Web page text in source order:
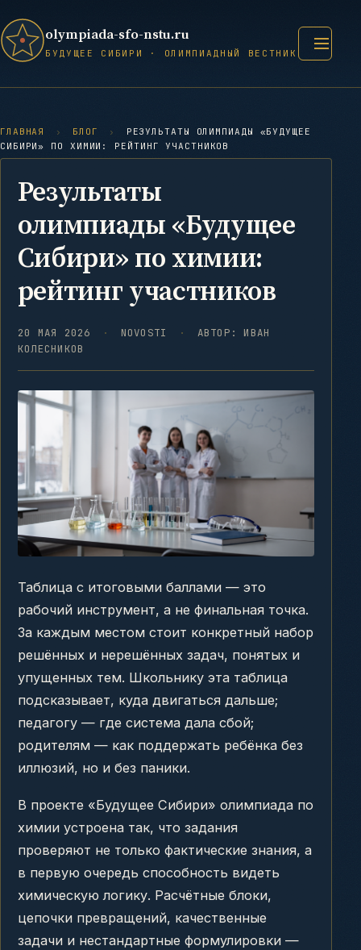
olympiada-sfo-nstu.ru
БУДУЩЕЕ СИБИРИ · ОЛИМПИАДНЫЙ ВЕСТНИК Меню
ГЛАВНАЯ › БЛОГ ›
РЕЗУЛЬТАТЫ ОЛИМПИАДЫ «БУДУЩЕЕ
СИБИРИ» ПО ХИМИИ: РЕЙТИНГ УЧАСТНИКОВ
Результаты
олимпиады «Будущее
Сибири» по химии:
рейтинг участников
20 МАЯ 2026 · NOVOSTI ·
АВТОР: ИВАН
КОЛЕСНИКОВ
Таблица с итоговыми баллами — это
рабочий инструмент, а не финальная точка.
За каждым местом стоит конкретный набор
решённых и нерешённых задач, понятых и
упущенных тем. Школьнику эта таблица
подсказывает, куда двигаться дальше;
педагогу — где система дала сбой;
родителям — как поддержать ребёнка без
иллюзий, но и без паники.
В проекте «Будущее Сибири» олимпиада по
химии устроена так, что задания
проверяют не только фактические знания, а
в первую очередь способность видеть
химическую логику. Расчётные блоки,
цепочки превращений, качественные
задачи и нестандартные формулировки —